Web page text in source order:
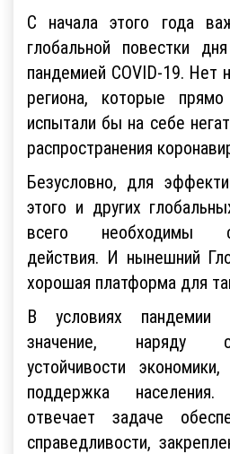
С начала этого года
глобальной повестки
пандемией COVID-19. Нет
региона, которые
испытали бы на себе
распространения
Безусловно, для
этого и других
всего необходимы
действия. И нынешний
хорошая платформа для
В условиях пандемии
значение, наряду
устойчивости
поддержка
отвечает задаче
справедливости,